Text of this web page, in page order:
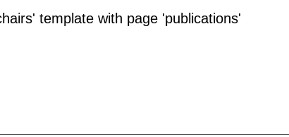
template with page 'publications'